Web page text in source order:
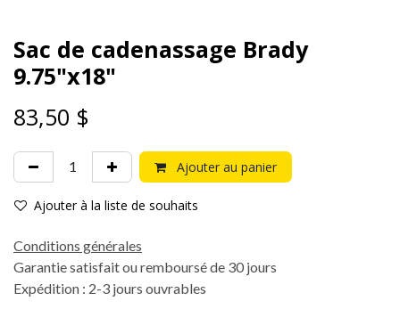
Sac de cadenassage Brady
9.75"x18"
83,50 $
Ajouter au panier
Ajouter à la liste de souhaits
Conditions générales
Garantie satisfait ou remboursé de 30 jours
Expédition : 2-3 jours ouvrables